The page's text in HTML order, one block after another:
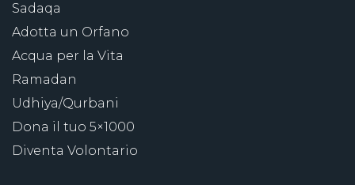
Sadaqa
Adotta un Orfano
Acqua per la Vita
Ramadan
Udhiya/Qurbani
Dona il tuo 5×1000
Diventa Volontario